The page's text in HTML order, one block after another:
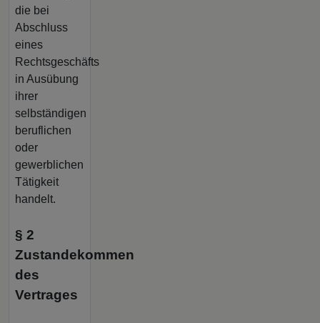
die bei
Abschluss
eines
Rechtsgeschäfts
in Ausübung
ihrer
selbständigen
beruflichen
oder
gewerblichen
Tätigkeit
handelt.
§ 2
Zustandekommen
des
Vertrages